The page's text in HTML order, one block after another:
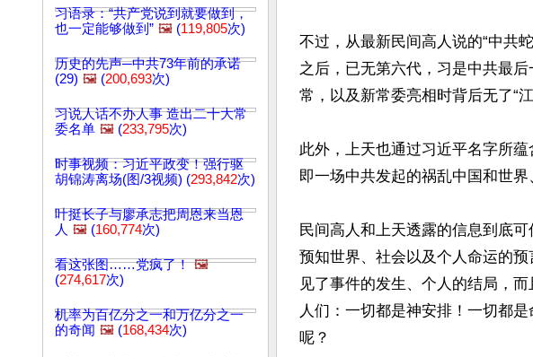
习语录：“共产党说到就要做到，
也一定能够做到” 🖼️ (119,805次)
历史的先声─中共73年前的承诺
(29) 🖼️ (200,693次)
习说人话不办人事 造出二十大常
委名单 🖼️ (233,795次)
时事视频：习近平政变！强行驱
胡锦涛离场(图/3视频) (293,842次)
叶挺长子与廖承志把周恩来当恩
人 🖼️ (160,774次)
看这张图……党疯了！ 🖼️
(274,617次)
机率为百亿分之一和万亿分之一
的奇闻 🖼️ (168,434次)
不过，从最新民间高人说的“中共
之后，已无第六代，习是中共最
常，以及新常委亮相时背后无了“
此外，上天也通过习近平名字所蕴
即一场中共发起的祸乱中国和世
民间高人和上天透露的信息到底
预知世界、社会以及个人命运的
见了事件的发生、个人的结局，
人们：一切都是神安排！一切都
呢？